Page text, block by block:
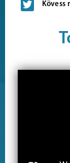
Kövess